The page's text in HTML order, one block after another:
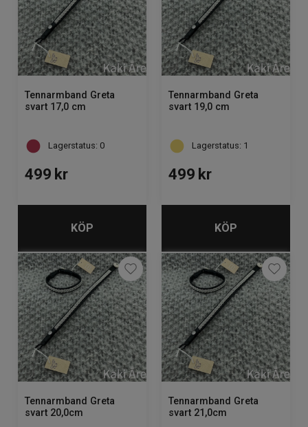
Tennarmband Greta
svart 17,0 cm
Lagerstatus: 0
499 kr
KÖP
Tennarmband Greta
svart 19,0 cm
Lagerstatus: 1
499 kr
KÖP
Tennarmband Greta
svart 20,0cm
Tennarmband Greta
svart 21,0cm